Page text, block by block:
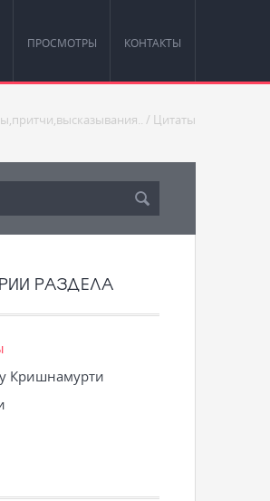
ПРОСМОТРЫ КОНТАКТЫ
/ Цитаты
РАЗДЕЛА
Кришнамурти